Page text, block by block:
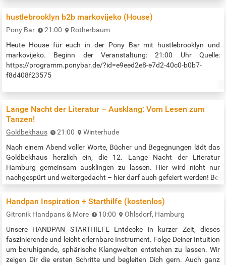
hustlebrooklyn b2b markovijeko (House)
Pony Bar 21:00
Rotherbaum
Heute House für euch in der Pony Bar mit hustlebrooklyn und
markovijeko. Beginn der Veranstaltung: 21:00 Uhr Quelle:
https://programm.ponybar.de/?id=e9eed2e8-e7d2-40c0-b0b7-
f8d408f23575
Lange Nacht der Literatur – Ausklang: Vom Lesen zum
Tanzen!
Goldbekhaus 21:00
Winterhude
Nach einem Abend voller Worte, Bücher und Begegnungen lädt das
Goldbekhaus herzlich ein, die 12. Lange Nacht der Literatur
Hamburg gemeinsam ausklingen zu lassen. Hier wird nicht nur
nachgespürt und weitergedacht – hier darf auch gefeiert werden! Bei
wir die literarische Reise tanzend, plaudernd oder einfach genießend
enden. Die Veranstaltung ist offen für alle – ob frisch inspiriert
vom…
Handpan Inspiration + Starthilfe (kostenlos)
Gitronik Handpans & More 10:00
Ohlsdorf, Hamburg
Unsere HANDPAN STARTHILFE Entdecke in kurzer Zeit, dieses
faszinierende und leicht erlernbare Instrument. Folge Deiner Intuition
um beruhigende, sphärische Klangwelten entstehen zu lassen. Wir
zeigen Dir die ersten Schritte und begleiten Dich gern. Auch ganz